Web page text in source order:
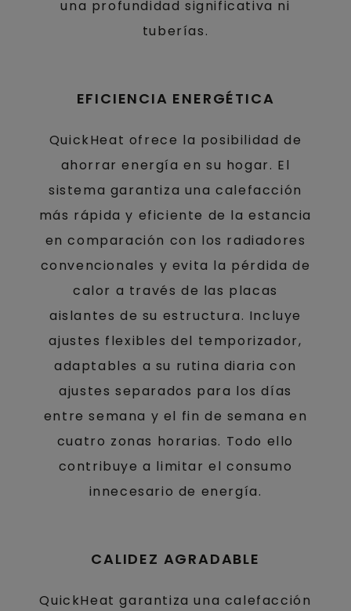
una profundidad significativa ni
tuberías.
EFICIENCIA ENERGÉTICA
QuickHeat ofrece la posibilidad de
ahorrar energía en su hogar. El
sistema garantiza una calefacción
más rápida y eficiente de la estancia
en comparación con los radiadores
convencionales y evita la pérdida de
calor a través de las placas
aislantes de su estructura. Incluye
ajustes flexibles del temporizador,
adaptables a su rutina diaria con
ajustes separados para los días
entre semana y el fin de semana en
cuatro zonas horarias. Todo ello
contribuye a limitar el consumo
innecesario de energía.
CALIDEZ AGRADABLE
QuickHeat garantiza una calefacción